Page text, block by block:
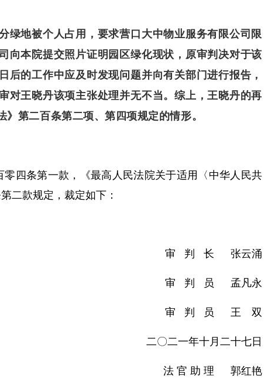
绿地被个人占用，要求营口大中物业服务有限公司限
向本院提交照片证明园区绿化现状，原审判决对于该
后的工作中应及时发现问题并向有关部门进行报告，
对王晓丹该项主张处理并无不当。综上，王晓丹的再
第二百条第二项、第四项规定的情形。
四条第一款，《最高人民法院关于适用〈中华人民共
二款规定，裁定如下：
审 判 长 张云涌
审 判 员 孟凡永
审 判 员 王 双
二〇二一年十月二十七日
法 官 助 理 郭红艳